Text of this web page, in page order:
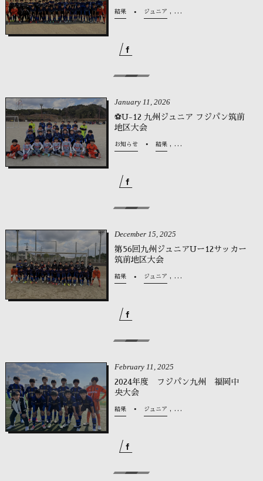
結果 ジュニア , …
January 11 ,2026
⚽U-12 九州ジュニア フジパン筑前
地区大会
お知らせ 結果
December 15,2025
第56回九州ジュニアUー12サッカー
筑前地区大会
結果 ジュニア , …
February 11 ,2025
2024年度 フジパン九州 福岡中
央大会
結果 ジュニア